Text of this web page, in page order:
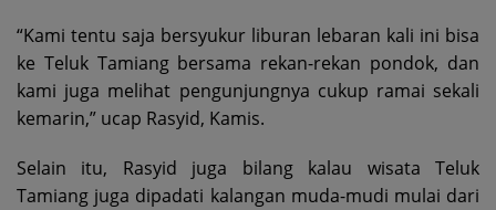
“Kami tentu saja bersyukur liburan lebaran kali ini bisa
ke Teluk Tamiang bersama rekan-rekan pondok, dan
kami juga melihat pengunjungnya cukup ramai sekali
kemarin,” ucap Rasyid, Kamis.
Selain itu, Rasyid juga bilang kalau wisata Teluk
Tamiang juga dipadati kalangan muda-mudi mulai dari